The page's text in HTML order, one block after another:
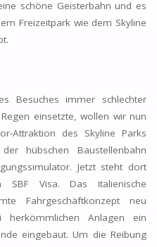
schöne Geisterbahn und es
Freizeitpark wie dem Skyline
Besuches immer schlechter
einsetzte, wollen wir nun
Attraktion des Skyline Parks
hübschen Baustellenbahn
Jetzt steht dort
Visa. Das italienische
Fahrgeschäftkonzept neu
Anlagen ein
eingebaut. Um die Reibung